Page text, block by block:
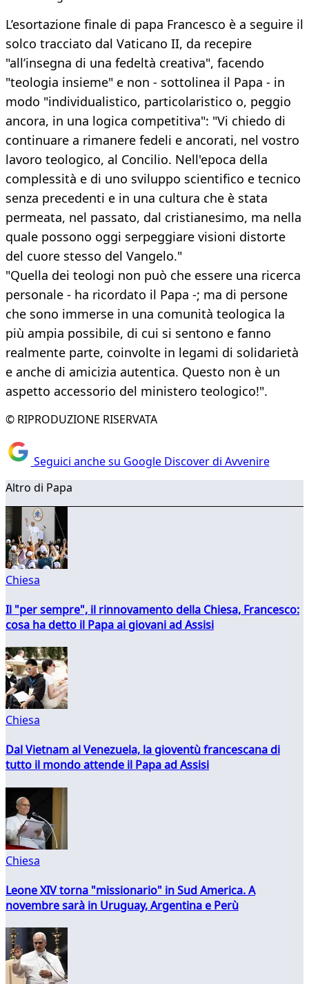
L’esortazione finale di papa Francesco è a seguire il
solco tracciato dal Vaticano II, da recepire
"all’insegna di una fedeltà creativa", facendo
"teologia insieme" e non - sottolinea il Papa - in
modo "individualistico, particolaristico o, peggio
ancora, in una logica competitiva": "Vi chiedo di
continuare a rimanere fedeli e ancorati, nel vostro
lavoro teologico, al Concilio. Nell'epoca della
complessità e di uno sviluppo scientifico e tecnico
senza precedenti e in una cultura che è stata
permeata, nel passato, dal cristianesimo, ma nella
quale possono oggi serpeggiare visioni distorte
del cuore stesso del Vangelo."
"Quella dei teologi non può che essere una ricerca
personale - ha ricordato il Papa -; ma di persone
che sono immerse in una comunità teologica la
più ampia possibile, di cui si sentono e fanno
realmente parte, coinvolte in legami di solidarietà
e anche di amicizia autentica. Questo non è un
aspetto accessorio del ministero teologico!".
© RIPRODUZIONE RISERVATA
Seguici anche su Google Discover di Avvenire
Altro di Papa
Chiesa
Il "per sempre", il rinnovamento della Chiesa, Francesco:
cosa ha detto il Papa ai giovani ad Assisi
Chiesa
Dal Vietnam al Venezuela, la gioventù francescana di
tutto il mondo attende il Papa ad Assisi
Chiesa
Leone XIV torna "missionario" in Sud America. A
novembre sarà in Uruguay, Argentina e Perù